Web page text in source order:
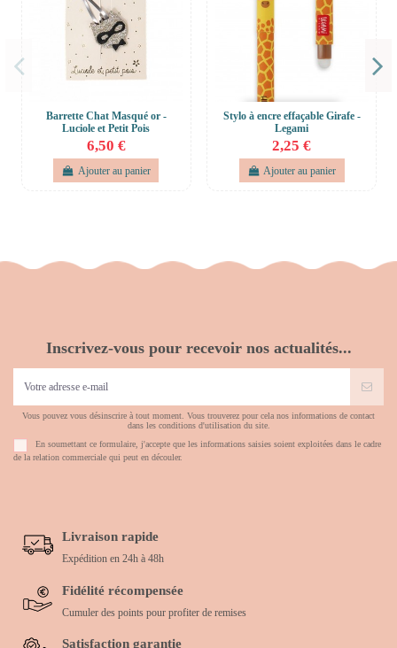
Barrette Chat Masqué or -
Luciole et Petit Pois
6,50 €
Ajouter au panier
Stylo à encre effaçable Girafe -
Legami
2,25 €
Ajouter au panier
Inscrivez-vous pour recevoir nos actualités...
Vous pouvez vous désinscrire à tout moment. Vous trouverez pour cela nos informations de contact
dans les conditions d'utilisation du site.
En soumettant ce formulaire, j'accepte que les informations saisies soient exploitées dans le cadre
de la relation commerciale qui peut en découler.
Livraison rapide
Expédition en 24h à 48h
Fidélité récompensée
Cumuler des points pour profiter de remises
Satisfaction garantie